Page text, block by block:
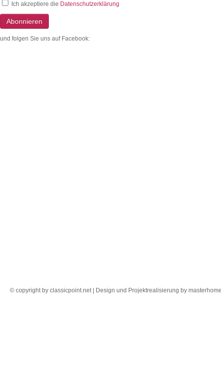
© copyright by classicpoint.net | Design und Projektrealisierung by
Ich akzeptiere die Datenschutzerklärung
Abonnieren
und folgen Sie uns auf Facebook: